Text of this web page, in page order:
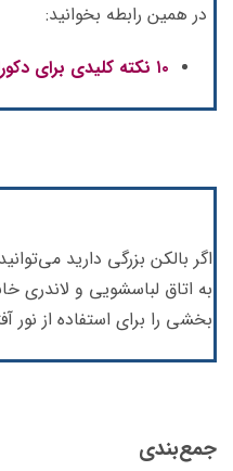
در همین رابطه بخوانید:
۱۰ نکته کلیدی برای دکوراسیون آشپزخانه مدرن
اگر بالکن بزرگی دارید
به اتاق لباسشویی و لاندری
بخشی را برای استفاده از نور
جمع­‌بندی